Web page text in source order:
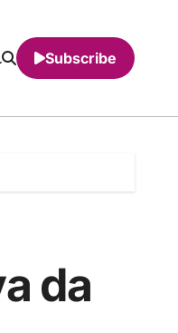
Subscribe
da